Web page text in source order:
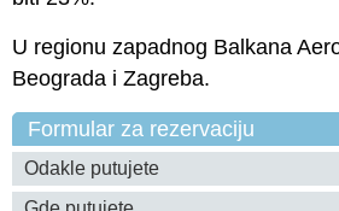
U regionu zapadnog Balkana
Beograda i Zagreba.
Formular za rezervaciju